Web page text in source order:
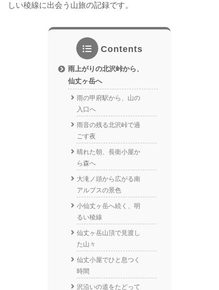
しい稜線に出会う山旅の記録です。
Contents
雨上がりの北沢峠から、
仙丈ヶ岳へ
雨の甲府駅から、山の
入口へ
雨音の残る北沢峠で過
ごす夜
晴れた朝、長衛小屋か
ら森へ
大滝ノ頭から広がる南
アルプスの景色
小仙丈ヶ岳へ続く、明
るい稜線
仙丈ヶ岳山頂で見渡し
た山々
仙丈小屋でひと息つく
時間
沢沿いの道をたどって